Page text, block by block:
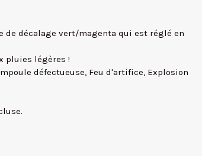
de décalage vert/magenta qui est réglé en
pluies légères !
défectueuse, Feu d'artifice, Explosion